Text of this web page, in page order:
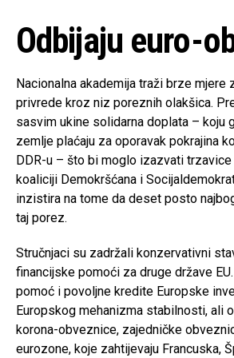
Odbijaju euro-
Nacionalna akademija traži brze mjere
privrede kroz niz poreznih olakšica.
sasvim ukine solidarna doplata – koju
zemlje plaćaju za oporavak pokrajina
DDR-u – što bi moglo izazvati trzavice
koaliciji Demokršćana i
inzistira na tome da deset posto
taj porez.
Stručnjaci su zadržali konzervativni
financijske pomoći za druge države
pomoć i povoljne kredite Europske
Europskog mehanizma stabilnosti, ali
korona-obveznice, zajedničke
eurozone, koje zahtijevaju Francuska,